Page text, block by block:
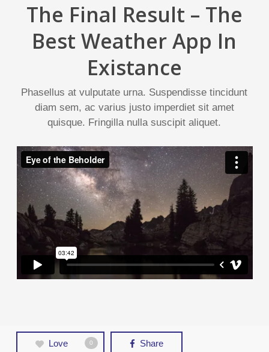
The Final Result – The
Best Weather App In
Existance
Phasellus at vulputate urna. Suspendisse tincidunt
diam sem, ac varius justo imperdiet sit amet
quisque. Fringilla nulla suscipit aliquet.
Love 0 Share